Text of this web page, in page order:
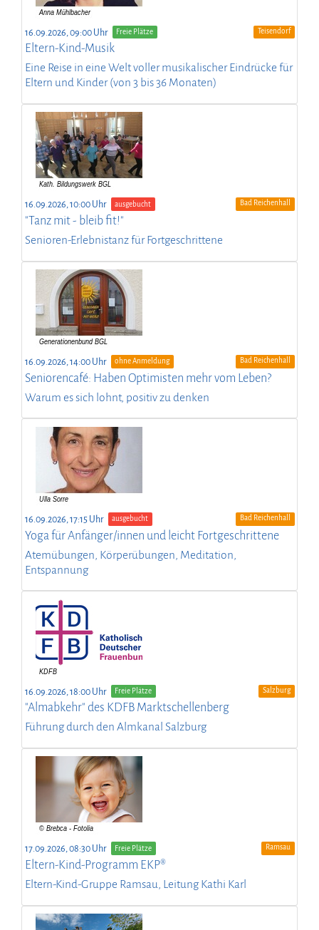
16.09.2026, 09:00 Uhr Freie Plätze Teisendorf
Eltern-Kind-Musik
Eine Reise in eine Welt voller musikalischer Eindrücke für
Eltern und Kinder (von 3 bis 36 Monaten)
16.09.2026, 10:00 Uhr ausgebucht Bad Reichenhall
"Tanz mit - bleib fit!"
Senioren-Erlebnistanz für Fortgeschrittene
16.09.2026, 14:00 Uhr ohne Anmeldung Bad Reichenhall
Seniorencafé: Haben Optimisten mehr vom Leben?
Warum es sich lohnt, positiv zu denken
16.09.2026, 17:15 Uhr ausgebucht Bad Reichenhall
Yoga für Anfänger/innen und leicht Fortgeschrittene
Atemübungen, Körperübungen, Meditation,
Entspannung
16.09.2026, 18:00 Uhr Freie Plätze Salzburg
"Almabkehr" des KDFB Marktschellenberg
Führung durch den Almkanal Salzburg
17.09.2026, 08:30 Uhr Freie Plätze Ramsau
Eltern-Kind-Programm EKP®
Eltern-Kind-Gruppe Ramsau, Leitung Kathi Karl